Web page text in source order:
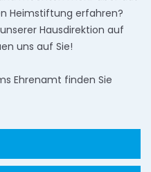
Heimstiftung erfahren?
Hausdirektion auf
uns auf Sie!
Ehrenamt finden Sie